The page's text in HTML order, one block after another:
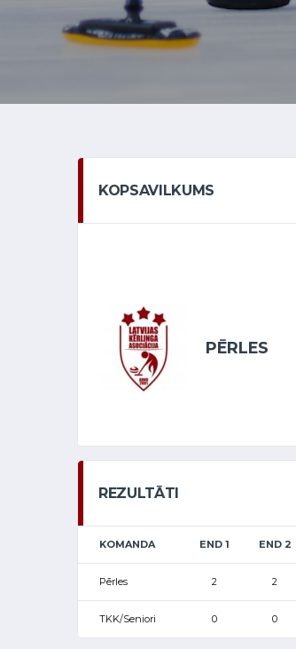
KOPSAVILKUMS
PĒRLES
REZULTĀTI
KOMANDA END 1 END 2
Pērles 2 2
TKK/Seniori 0 0